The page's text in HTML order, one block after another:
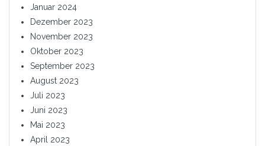
Januar 2024
Dezember 2023
November 2023
Oktober 2023
September 2023
August 2023
Juli 2023
Juni 2023
Mai 2023
April 2023